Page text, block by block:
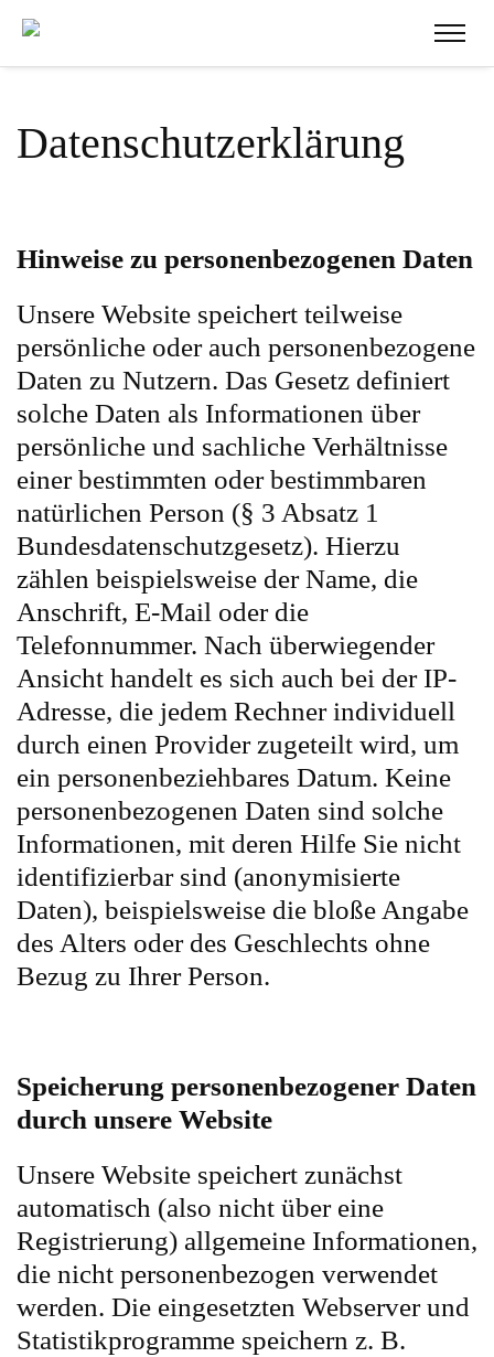
Datenschutzerklärung
Hinweise zu personenbezogenen Daten
Unsere Website speichert teilweise
persönliche oder auch personenbezogene
Daten zu Nutzern. Das Gesetz definiert
solche Daten als Informationen über
persönliche und sachliche Verhältnisse
einer bestimmten oder bestimmbaren
natürlichen Person (§ 3 Absatz 1
Bundesdatenschutzgesetz). Hierzu
zählen beispielsweise der Name, die
Anschrift, E-Mail oder die
Telefonnummer. Nach überwiegender
Ansicht handelt es sich auch bei der IP-
Adresse, die jedem Rechner individuell
durch einen Provider zugeteilt wird, um
ein personenbeziehbares Datum. Keine
personenbezogenen Daten sind solche
Informationen, mit deren Hilfe Sie nicht
identifizierbar sind (anonymisierte
Daten), beispielsweise die bloße Angabe
des Alters oder des Geschlechts ohne
Bezug zu Ihrer Person.
Speicherung personenbezogener Daten
durch unsere Website
Unsere Website speichert zunächst
automatisch (also nicht über eine
Registrierung) allgemeine Informationen,
die nicht personenbezogen verwendet
werden. Die eingesetzten Webserver und
Statistikprogramme speichern z. B.